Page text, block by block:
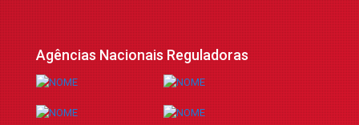
Agências Nacionais Reguladoras